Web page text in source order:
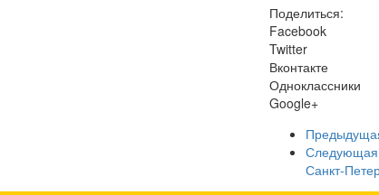
Поделиться:
Facebook
Twitter
Вконтакте
Одноклассники
Google+
Следующая
Санкт-